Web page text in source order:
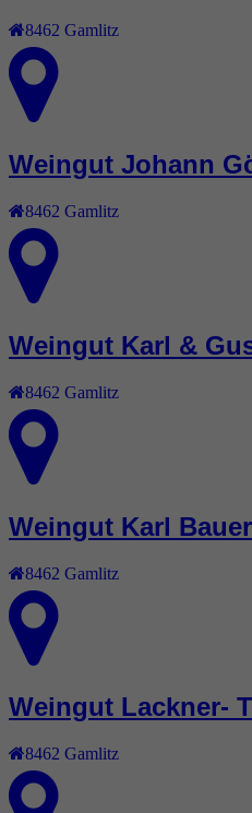
8462 Gamlitz
Weingut Johann
8462 Gamlitz
Weingut Karl &
8462 Gamlitz
Weingut Karl Bauer
8462 Gamlitz
Weingut Lackner-
8462 Gamlitz